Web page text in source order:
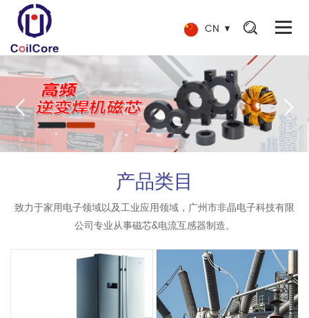
CN
产品类目
致力于家用电子领域以及工业应用领域，广州市非晶电子科技有限
公司专业从事磁芯&电流互感器制造。